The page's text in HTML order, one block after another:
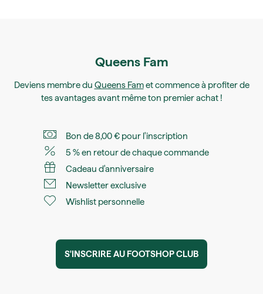
Queens Fam
Deviens membre du Queens Famet commence à profiter de
tes avantages avant même ton premier achat !
Bon de 8,00 € pour l'inscription
5 % en retour de chaque commande
Cadeau d'anniversaire
Newsletter exclusive
Wishlist personnelle
S'INSCRIRE AU FOOTSHOP CLUB